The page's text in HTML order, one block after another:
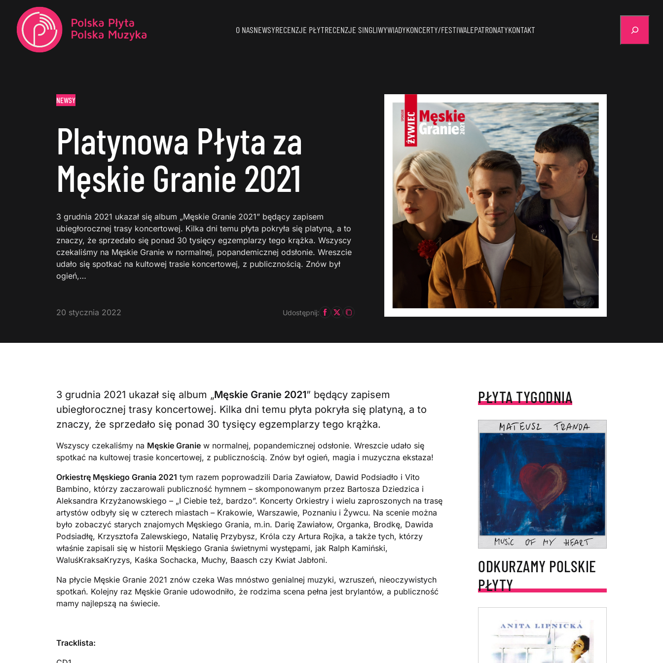
O NASNEWSYRECENZJE PŁYTRECENZJE SINGLIWYWIADYKONCERTY/FESTIWALEPATRONATYKONTAKT
NEWSY
Platynowa Płyta za
Męskie Granie 2021
3 grudnia 2021 ukazał się album „Męskie Granie 2021” będący zapisem
ubiegłorocznej trasy koncertowej. Kilka dni temu płyta pokryła się platyną, a to
znaczy, że sprzedało się ponad 30 tysięcy egzemplarzy tego krążka. Wszyscy
czekaliśmy na Męskie Granie w normalnej, popandemicznej odsłonie. Wreszcie
udało się spotkać na kultowej trasie koncertowej, z publicznością. Znów był
ogień,…
20 stycznia 2022 Udostępnij:
3 grudnia 2021 ukazał się album „Męskie Granie 2021” będący zapisem
ubiegłorocznej trasy koncertowej. Kilka dni temu płyta pokryła się platyną, a to
znaczy, że sprzedało się ponad 30 tysięcy egzemplarzy tego krążka.
Wszyscy czekaliśmy na Męskie Granie w normalnej, popandemicznej odsłonie. Wreszcie udało się
spotkać na kultowej trasie koncertowej, z publicznością. Znów był ogień, magia i muzyczna ekstaza!
Orkiestrę Męskiego Grania 2021 tym razem poprowadzili Daria Zawiałow, Dawid Podsiadło i Vito
Bambino, którzy zaczarowali publiczność hymnem – skomponowanym przez Bartosza Dziedzica i
Aleksandra Krzyżanowskiego – „I Ciebie też, bardzo”. Koncerty Orkiestry i wielu zaproszonych na trasę
artystów odbyły się w czterech miastach – Krakowie, Warszawie, Poznaniu i Żywcu. Na scenie można
było zobaczyć starych znajomych Męskiego Grania, m.in. Darię Zawiałow, Organka, Brodkę, Dawida
Podsiadłę, Krzysztofa Zalewskiego, Natalię Przybysz, Króla czy Artura Rojka, a także tych, którzy
właśnie zapisali się w historii Męskiego Grania świetnymi występami, jak Ralph Kamiński,
WaluśKraksaKryzys, Kaśka Sochacka, Muchy, Baasch czy Kwiat Jabłoni.
Na płycie Męskie Granie 2021 znów czeka Was mnóstwo genialnej muzyki, wzruszeń, nieoczywistych
spotkań. Kolejny raz Męskie Granie udowodniło, że rodzima scena pełna jest brylantów, a publiczność
mamy najlepszą na świecie.
Tracklista:
PŁYTA TYGODNIA
ODKURZAMY POLSKIE
PŁYTY